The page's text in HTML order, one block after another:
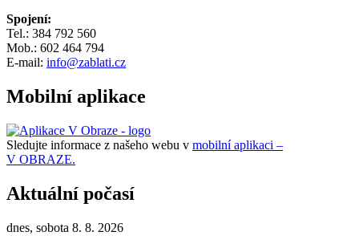
Spojení:
Tel.: 384 792 560
Mob.: 602 464 794
E-mail: info@zablati.cz
Mobilní aplikace
Sledujte informace z našeho webu v mobilní aplikaci –
V OBRAZE.
Aktuální počasí
dnes, sobota 8. 8. 2026